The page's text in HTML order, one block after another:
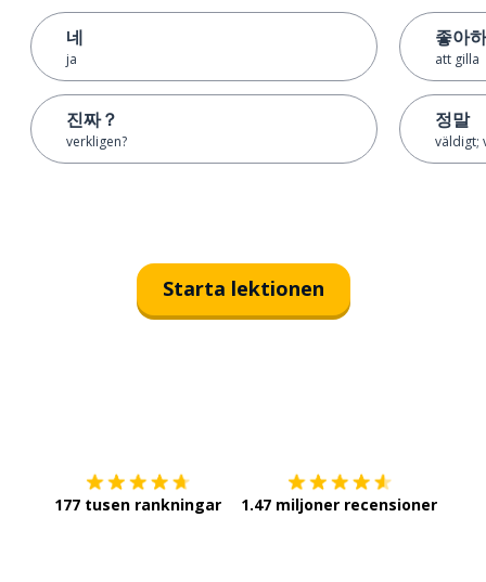
네
ja
진짜？
verkligen?
좋아
att gilla
정말
väldigt;
Starta lektionen
177 tusen rankningar 1.47 miljoner recensioner